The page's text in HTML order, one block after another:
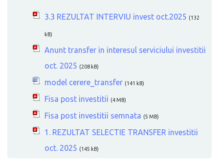
3.3 REZULTAT INTERVIU invest oct.2025 (132
kB)
Anunt transfer in interesul serviciului investitii
oct. 2025 (208 kB)
model cerere_transfer (141 kB)
Fisa post investitii (4 MB)
Fisa post investitii semnata (5 MB)
1. REZULTAT SELECTIE TRANSFER investitii
oct. 2025 (145 kB)